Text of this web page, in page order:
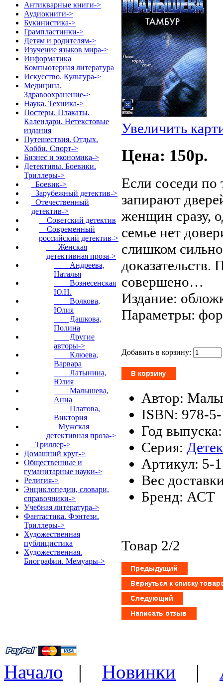
Антикварные книги->
Аудиокниги->
Букинистика->
Грампластинки->
Детям и родителям->
Изучение языков мира->
Информатика
Компьютерная литература
Искусство. Культура->
Медицина.
Здравоохранение->
Наука. Техника->
Постеры. Плакаты.
Календари. Нетекстовые
издания
Путешествия. Отдых.
Хобби. Спорт->
Бизнес и экономика->
Детективы. Боевики.
Триллеры->
Боевик->
Зарубежный детектив->
Отечественный
детектив->
Советский детектив
Современный
российский детектив->
Женская
детективная проза->
Андреева,
Наталья
Вознесенская
Ю.Н.
Волкова,
Юлия
Дашкова,
Полина
Другие
авторы->
Клюева,
Варвара
Латынина,
Юлия
Малышева,
Анна
Платова,
Виктория
Мужская
детективная проза->
Триллер->
Домашний круг->
Общественные и
гуманитарные науки->
Религия->
Энциклопедии, словари,
справочники->
Учебная литература->
Фантастика. Фэнтези.
Триллеры->
Художественная
публицистика
Художественная.
Биографии. Мемуары->
Увеличить
Цена: 150p.
Если соседи по
запирают
женщин сразу,
семье нет
слишком
совершено…
Издание:
Параметры:
Добавить в корзину:
Автор:
ISBN: 978-
Год
Серия:
Артикул: 5-
Вес
Бренд: АСТ
Товар 2/2
Начало | Новинки |